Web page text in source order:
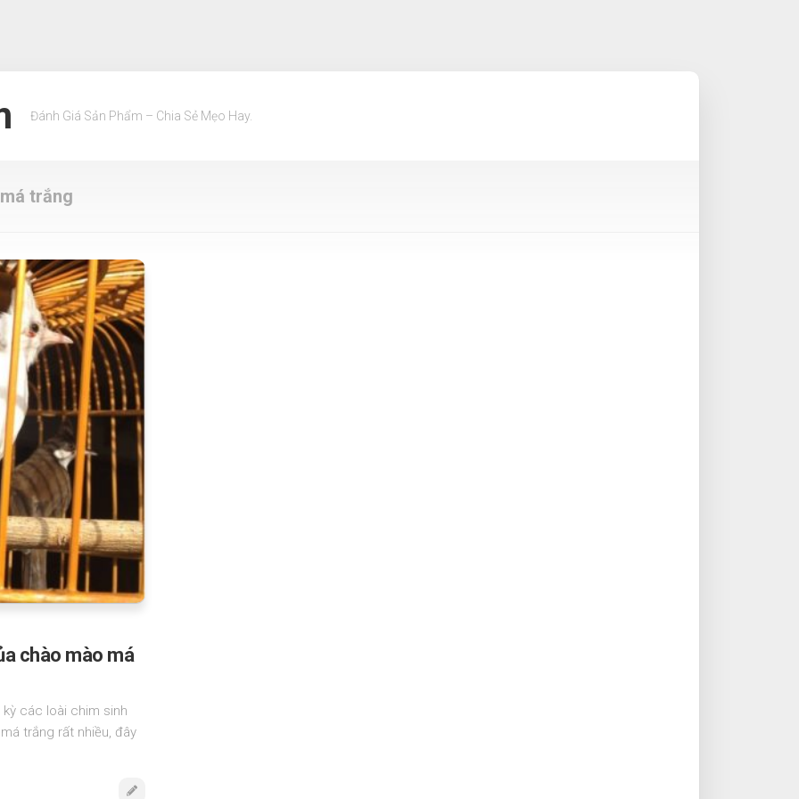
Đánh Giá Sản Phẩm – Chia Sẻ Mẹo Hay.
trắng
chào mào má
các loài chim sinh
trắng rất nhiều, đây